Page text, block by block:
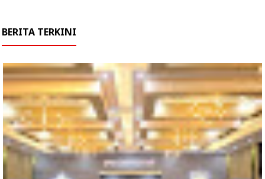
BERITA TERKINI